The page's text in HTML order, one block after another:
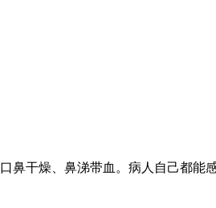
鼻干燥、鼻涕带血。病人自己都能